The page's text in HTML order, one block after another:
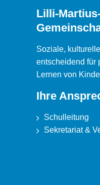
Lilli-
Soziale,
entscheidend für
Lernen von
Ihre
Schulleitung
Sekretariat &